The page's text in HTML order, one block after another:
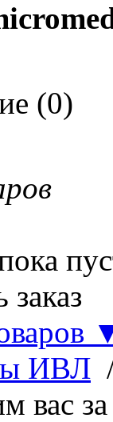
(0)
ИВЛ
вас